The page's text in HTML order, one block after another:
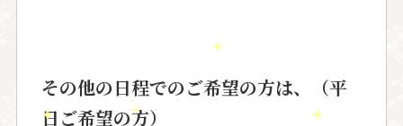
その他の日程でのご希望の方は、（平
日ご希望の方）